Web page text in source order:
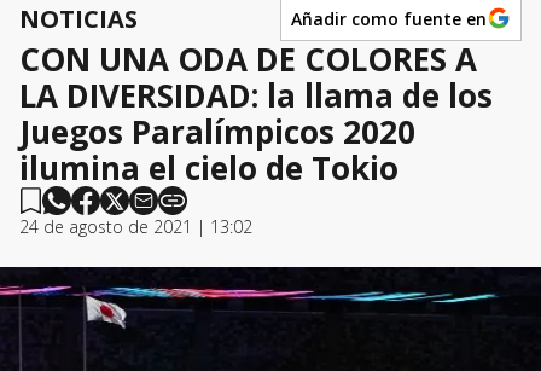
NOTICIAS Añadir como fuente en
CON UNA ODA DE COLORES A
LA DIVERSIDAD: la llama de los
Juegos Paralímpicos 2020
ilumina el cielo de Tokio
24 de agosto de 2021 | 13:02